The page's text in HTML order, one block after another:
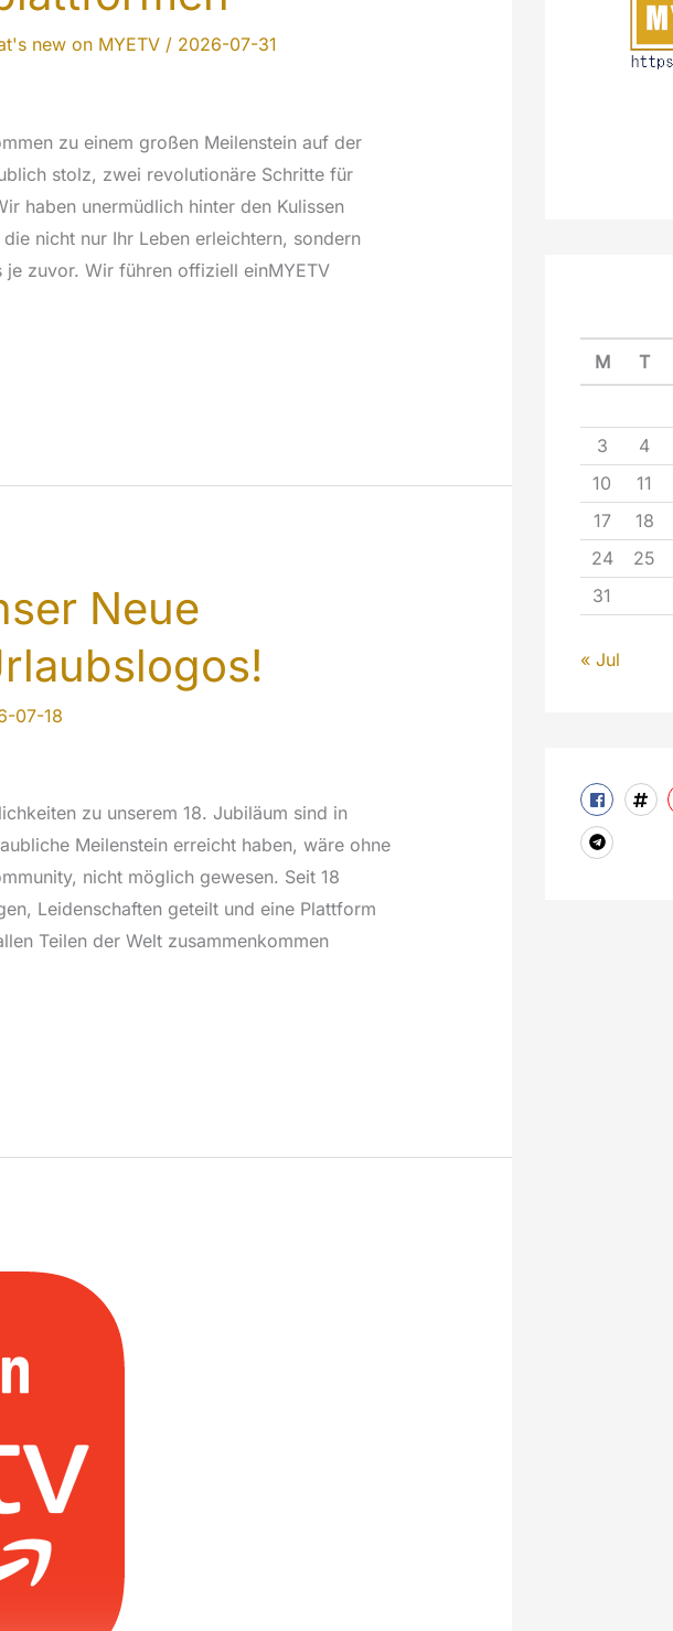
new on MYETV/ 2026-07-31
zu einem großen Meilenstein auf der
stolz, zwei revolutionäre Schritte für
haben unermüdlich hinter den Kulissen
nicht nur Ihr Leben erleichtern, sondern
je zuvor. Wir führen offiziell einMYETV
Neue
07-18
zu unserem 18. Jubiläum sind in
Meilenstein erreicht haben, wäre ohne
nicht möglich gewesen. Seit 18
Leidenschaften geteilt und eine Plattform
Teilen der Welt zusammenkommen
M T
3
4
10
11
17
18
24
25
31
« Jul